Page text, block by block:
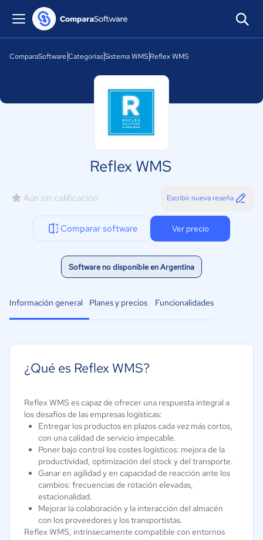
ComparaSoftware CategoríasSistema WMS Reflex WMS
Reflex WMS
Aún sin calificación Escribir nueva reseña
Comparar software Ver precio
Software no disponible en Argentina
Información general Planes y precios Funcionalidades
¿Qué es Reflex WMS?
Reflex WMS es capaz de ofrecer una respuesta integral a
los desafíos de las empresas logísticas:
Entregar los productos en plazos cada vez más cortos,
con una calidad de servicio impecable.
Poner bajo control los costes logísticos: mejora de la
productividad, optimización del stock y del transporte.
Ganar en agilidad y en capacidad de reacción ante los
cambios: frecuencias de rotación elevadas,
estacionalidad.
Mejorar la colaboración y la interacción del almacén
con los proveedores y los transportistas.
Reflex WMS, intrínsecamente compatible con entornos